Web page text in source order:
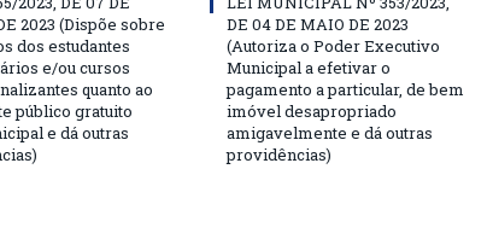
2023 (Dispõe sobre
dos estudantes
e/ou cursos
quanto ao
público gratuito
e dá outras
DE 04 DE MAIO DE 2023
(Autoriza o Poder Executivo
Municipal a efetivar o
pagamento a particular, de bem
imóvel desapropriado
amigavelmente e dá outras
providências)